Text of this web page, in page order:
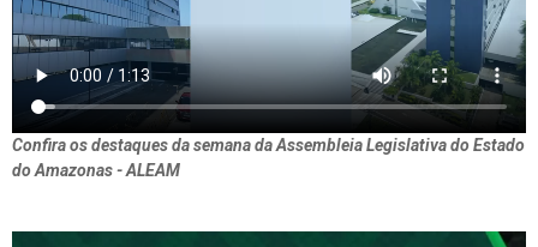
Confira os destaques da semana da Assembleia Legislativa do Estado
do Amazonas - ALEAM